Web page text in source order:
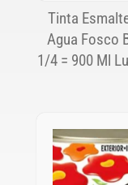
Tinta
Agua Fosco
1/4 = 900 Ml